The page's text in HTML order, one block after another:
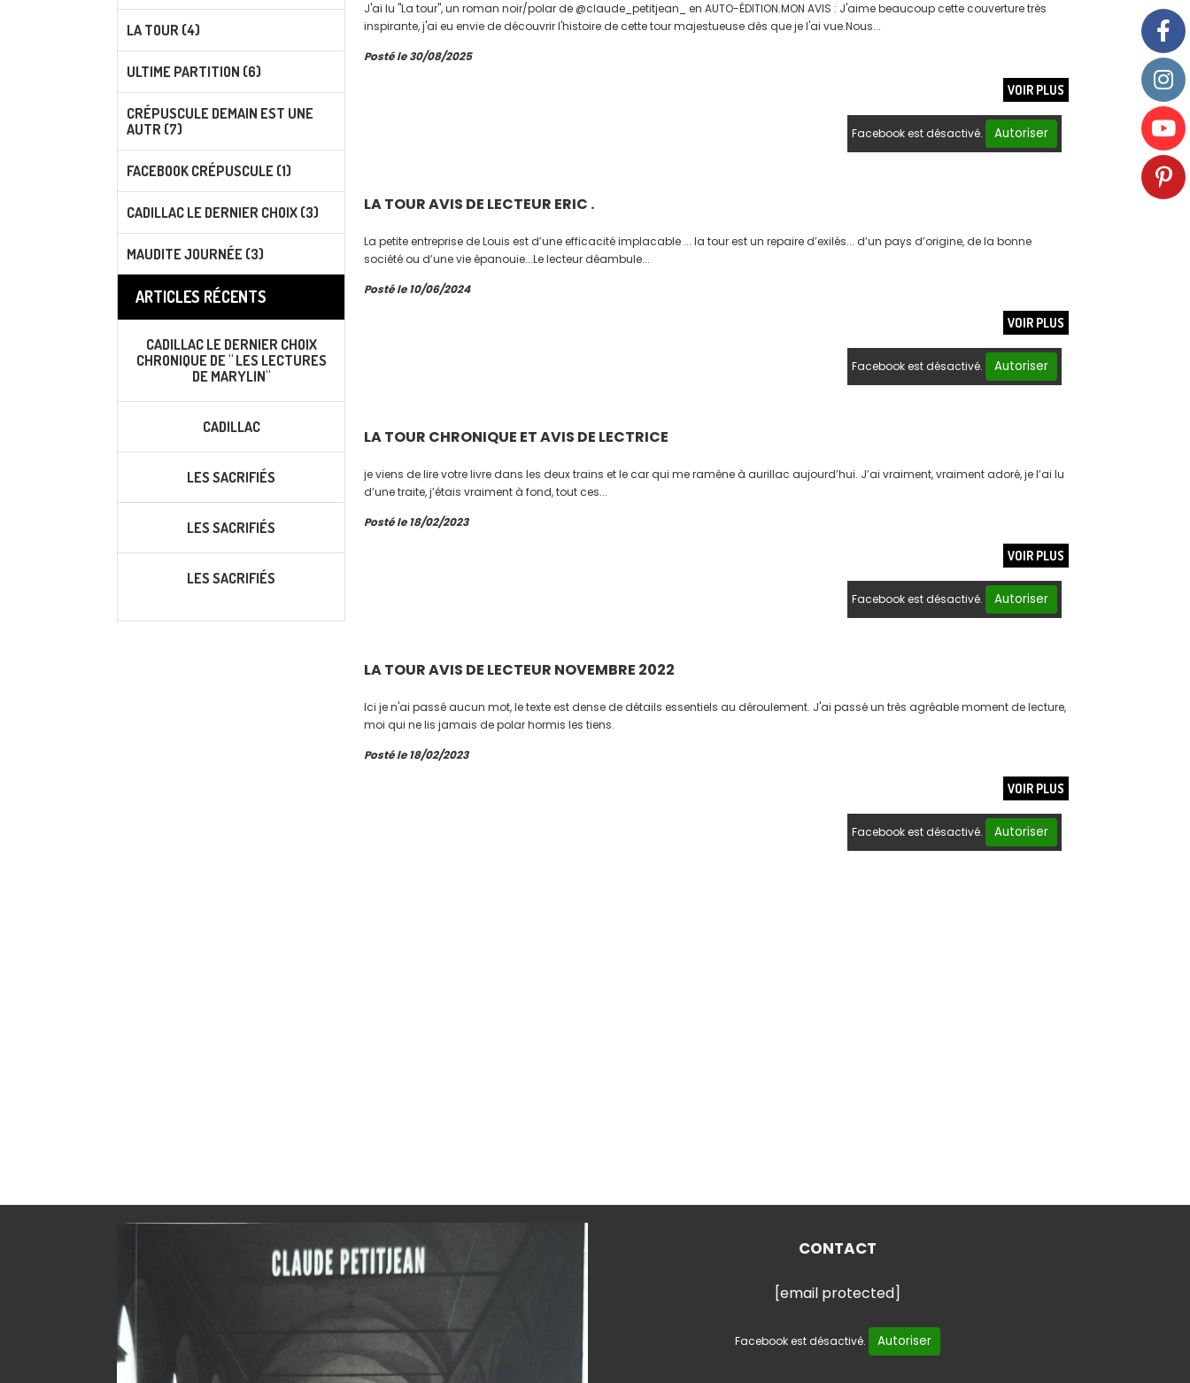
J'ai lu "La tour", un roman noir/polar de @claude_petitjean_ en AUTO-ÉDITION.MON AVIS : J'aime beaucoup cette couverture très
inspirante, j'ai eu envie de découvrir l'histoire de cette tour majestueuse dès que je l'ai vue.Nous...
Posté le 30/08/2025
VOIR PLUS
Facebook est désactivé. Autoriser
LA TOUR AVIS DE LECTEUR ERIC .
La petite entreprise de Louis est d’une efficacité implacable ... la tour est un repaire d’exilés... d’un pays d’origine, de la bonne
société ou d’une vie épanouie...Le lecteur déambule...
Posté le 10/06/2024
VOIR PLUS
Facebook est désactivé. Autoriser
LA TOUR CHRONIQUE ET AVIS DE LECTRICE
je viens de lire votre livre dans les deux trains et le car qui me ramène à aurillac aujourd’hui. J’ai vraiment, vraiment adoré, je l’ai lu
d’une traite, j’étais vraiment à fond, tout ces...
Posté le 18/02/2023
VOIR PLUS
Facebook est désactivé. Autoriser
LA TOUR AVIS DE LECTEUR NOVEMBRE 2022
Ici je n'ai passé aucun mot, le texte est dense de détails essentiels au déroulement. J'ai passé un très agréable moment de lecture,
moi qui ne lis jamais de polar hormis les tiens.
Posté le 18/02/2023
VOIR PLUS
Facebook est désactivé. Autoriser
LA TOUR (4)
ULTIME PARTITION (6)
CRÉPUSCULE DEMAIN EST UNE
AUTR (7)
FACEBOOK CRÉPUSCULE (1)
CADILLAC LE DERNIER CHOIX (3)
MAUDITE JOURNÉE (3)
ARTICLES RÉCENTS
CADILLAC LE DERNIER CHOIX
CHRONIQUE DE " LES LECTURES
DE MARYLIN"
CADILLAC
LES SACRIFIÉS
LES SACRIFIÉS
LES SACRIFIÉS
CONTACT
[email protected]
Facebook est désactivé. Autoriser